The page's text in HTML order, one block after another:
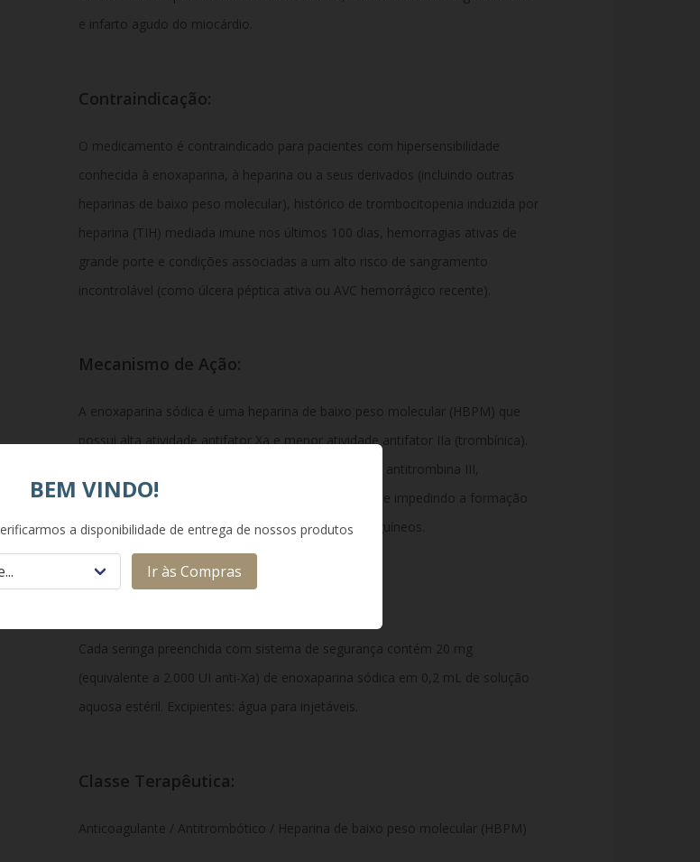
e infarto agudo do miocárdio.
Contraindicação:
O medicamento é contraindicado para pacientes com hipersensibilidade
conhecida à enoxaparina, à heparina ou a seus derivados (incluindo outras
heparinas de baixo peso molecular), histórico de trombocitopenia induzida por
heparina (TIH) mediada imune nos últimos 100 dias, hemorragias ativas de
grande porte e condições associadas a um alto risco de sangramento
incontrolável (como úlcera péptica ativa ou AVC hemorrágico recente).
Mecanismo de Ação:
A enoxaparina sódica é uma heparina de baixo peso molecular (HBPM) que
possui alta atividade antifator Xa e menor atividade antifator IIa (trombínica).
Ela atua potencializando a inibição da trombina pela antitrombina III,
interrompendo a cascata de coagulação do sangue e impedindo a formação
de coágulos e trombos indesejados nos vasos sanguíneos.
Cada seringa preenchida com sistema de segurança contém 20 mg
(equivalente a 2.000 UI anti-Xa) de enoxaparina sódica em 0,2 mL de solução
aquosa estéril. Excipientes: água para injetáveis.
Classe Terapêutica:
Anticoagulante / Antitrombótico / Heparina de baixo peso molecular (HBPM)
BEM VINDO!
a disponibilidade de entrega de nossos produtos
Ir às Compras